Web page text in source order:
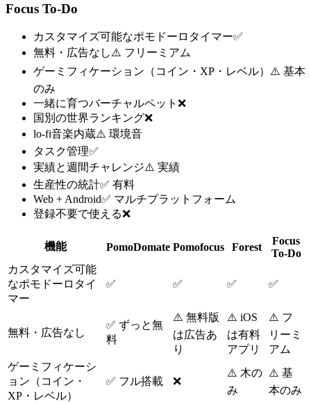
Focus To-Do
カスタマイズ可能なポモドーロタイマー✅
無料・広告なし⚠️ フリーミアム
ゲーミフィケーション（コイン・XP・レベル） ⚠️ 基本
のみ
一緒に育つバーチャルペット ❌
国別の世界ランキング❌
lo-fi音楽内蔵⚠️ 環境音
タスク管理✅
実績と週間チャレンジ⚠️ 実績
生産性の統計✅ 有料
Web + Android✅ マルチプラットフォーム
登録不要で使える❌
機能 PomoDomate Pomofocus Forest
Focus
To-Do
カスタマイズ可能
なポモドーロタイ
マー
✅ ✅ ✅ ✅
無料・広告なし
✅ ずっと無
料
⚠️ 無料版
は広告あ
り
⚠️ iOS
は有料
アプリ
⚠️ フ
リーミ
アム
ゲーミフィケーシ
ョン（コイン・
XP・レベル）
✅ フル搭載 ❌
⚠️ 木の
み
⚠️ 基
本のみ